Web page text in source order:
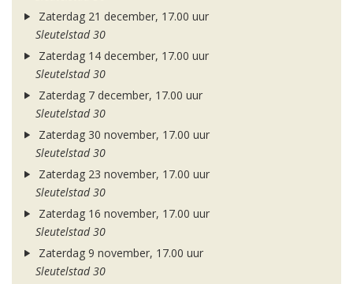
Zaterdag 21 december, 17.00 uur
Sleutelstad 30
Zaterdag 14 december, 17.00 uur
Sleutelstad 30
Zaterdag 7 december, 17.00 uur
Sleutelstad 30
Zaterdag 30 november, 17.00 uur
Sleutelstad 30
Zaterdag 23 november, 17.00 uur
Sleutelstad 30
Zaterdag 16 november, 17.00 uur
Sleutelstad 30
Zaterdag 9 november, 17.00 uur
Sleutelstad 30